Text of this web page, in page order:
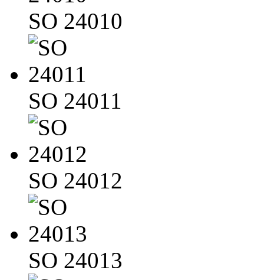
SO 24010
SO 24011
SO 24012
SO 24013